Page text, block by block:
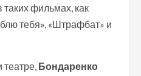
фильмах, как
тебя», «Штрафбат» и
Бондаренко